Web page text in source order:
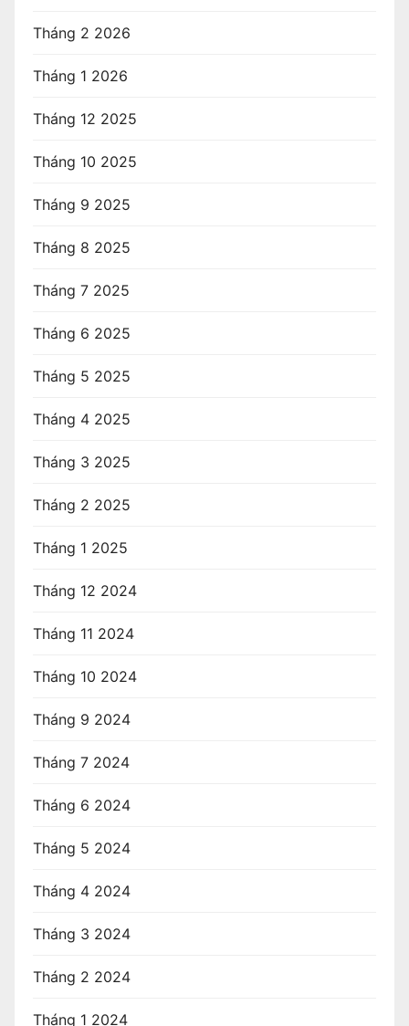
Tháng 2 2026
Tháng 1 2026
Tháng 12 2025
Tháng 10 2025
Tháng 9 2025
Tháng 8 2025
Tháng 7 2025
Tháng 6 2025
Tháng 5 2025
Tháng 4 2025
Tháng 3 2025
Tháng 2 2025
Tháng 1 2025
Tháng 12 2024
Tháng 11 2024
Tháng 10 2024
Tháng 9 2024
Tháng 7 2024
Tháng 6 2024
Tháng 5 2024
Tháng 4 2024
Tháng 3 2024
Tháng 2 2024
Tháng 1 2024